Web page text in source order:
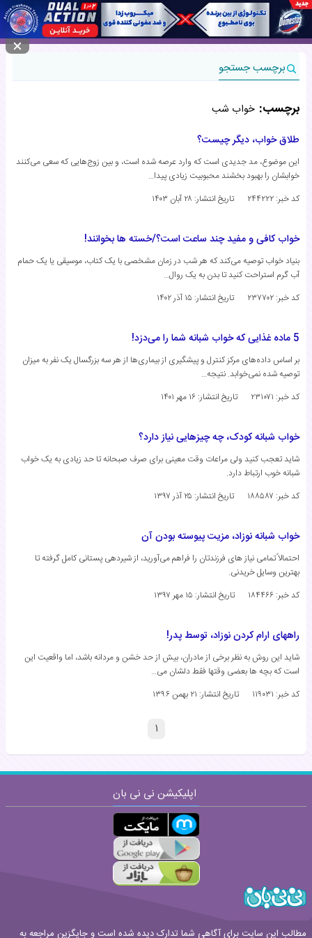
منوی سایت
برچسب جستجو
برچسب: خواب شب
طلاق خواب، دیگر چیست؟
این موضوع، مد جدیدی است که وارد عرصه شده است، و بین زوج‌هایی که سعی می‌کنند
خوابشان را بهبود بخشند محبوبیت زیادی پیدا…
کد خبر: ۲۴۴۲۲۲
تاریخ انتشار: ۲۸ آبان ۱۴۰۳
خواب کافی و مفید چند ساعت است؟/خسته ها بخوانند!
بنیاد خواب توصیه می‌کند که هر شب در زمان مشخصی با یک کتاب، موسیقی یا یک حمام
آب گرم استراحت کنید تا بدن به یک روال…
کد خبر: ۲۳۷۷۰۲
تاریخ انتشار: ۱۵ آذر ۱۴۰۲
5 ماده غذایی که خواب شبانه شما را می‌دزد!
بر اساس داده‌های مرکز کنترل و پیشگیری از بیماری‌ها از هر سه بزرگسال یک نفر به میزان
توصیه شده نمی‌خوابد. نتیجه…
کد خبر: ۲۳۱۰۷۱
تاریخ انتشار: ۱۶ مهر ۱۴۰۱
خواب شبانه کودک، چه چیزهایی نیاز دارد؟
شاید تعجب کنید ولی مراعات وقت معینی برای صرف صبحانه تا حد زیادی به یک خواب
شبانه خوب ارتباط دارد.
کد خبر: ۱۸۸۵۸۷
تاریخ انتشار: ۲۵ آذر ۱۳۹۷
خواب شبانه نوزاد، مزیت پیوسته بودن آن
احتمالاً تمامی نیاز های فرزندتان را فراهم می‌آورید، از شیردهی پستانی کامل گرفته تا
بهترین وسایل خریدنی.
کد خبر: ۱۸۴۴۶۶
تاریخ انتشار: ۱۵ مهر ۱۳۹۷
راههای ارام کردن نوزاد، توسط پدر!
شاید این روش به نظر برخی از مادران، بیش از حد خشن و مردانه باشد، اما واقعیت این
است که بچه ها بعضی وقتها فقط دلشان می…
کد خبر: ۱۱۹۰۳۱
تاریخ انتشار: ۲۱ بهمن ۱۳۹۶
۱
اپلیکیشن نی نی بان
مطالب این سایت برای آگاهی شما تدارک دیده شده است و جایگزین مراجعه به